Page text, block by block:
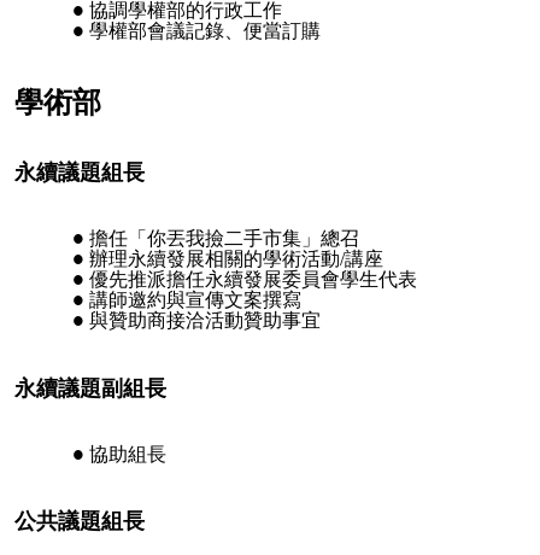
協調學權部的行政工作
學權部會議記錄、便當訂購
學術部
永續議題組長
擔任「你丟我撿二手市集」總召
辦理永續發展相關的學術活動/講座
優先推派擔任永續發展委員會學生代表
講師邀約與宣傳文案撰寫
與贊助商接洽活動贊助事宜
永續議題副組長
協助組長
公共議題組長